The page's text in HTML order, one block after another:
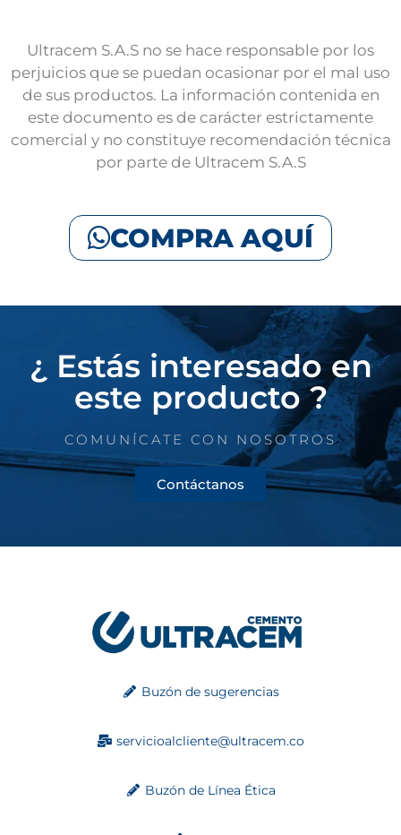
Ultracem S.A.S no se hace responsable por los
perjuicios que se puedan ocasionar por el mal uso
de sus productos. La información contenida en
este documento es de carácter estrictamente
comercial y no constituye recomendación técnica
por parte de Ultracem S.A.S
COMPRA AQUÍ
¿ Estás interesado en
este producto ?
COMUNÍCATE CON NOSOTROS
Contáctanos
Buzón de sugerencias
servicioalcliente@ultracem.co
Buzón de Línea Ética